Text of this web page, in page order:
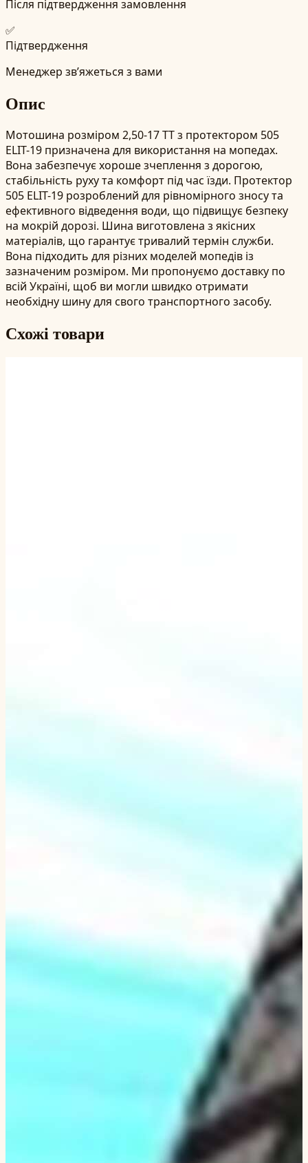
Після підтвердження замовлення
✅
Підтвердження
Менеджер зв’яжеться з вами
Опис
Мотошина розміром 2,50-17 TT з протектором 505
ELIT-19 призначена для використання на мопедах.
Вона забезпечує хороше зчеплення з дорогою,
стабільність руху та комфорт під час їзди. Протектор
505 ELIT-19 розроблений для рівномірного зносу та
ефективного відведення води, що підвищує безпеку
на мокрій дорозі. Шина виготовлена з якісних
матеріалів, що гарантує тривалий термін служби.
Вона підходить для різних моделей мопедів із
зазначеним розміром. Ми пропонуємо доставку по
всій Україні, щоб ви могли швидко отримати
необхідну шину для свого транспортного засобу.
Схожі товари